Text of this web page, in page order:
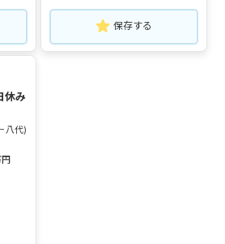
保存する
休み
八代)